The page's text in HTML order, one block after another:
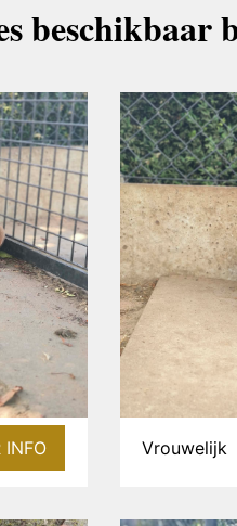
beschikbaar
INFO Vrouwelijk